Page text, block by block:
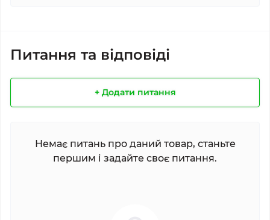
Питання та відповіді
+ Додати питання
Немає питань про даний товар, станьте
першим і задайте своє питання.